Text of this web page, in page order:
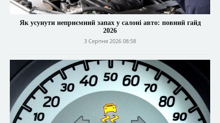
Як усунути неприємний запах у салоні авто: повний гайд
2026
3 Серпня 2026 08:58